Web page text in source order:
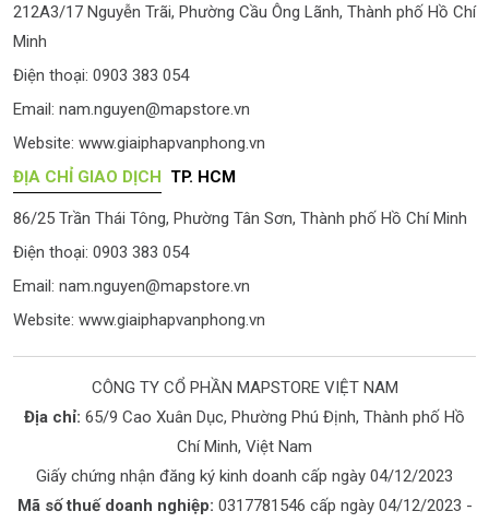
212A3/17 Nguyễn Trãi, Phường Cầu Ông Lãnh, Thành phố Hồ Chí
Minh
Điện thoại: 0903 383 054
Email: nam.nguyen@mapstore.vn
Website: www.giaiphapvanphong.vn
ĐỊA CHỈ GIAO DỊCH TP. HCM
86/25 Trần Thái Tông, Phường Tân Sơn, Thành phố Hồ Chí Minh
Điện thoại: 0903 383 054
Email: nam.nguyen@mapstore.vn
Website: www.giaiphapvanphong.vn
CÔNG TY CỔ PHẦN MAPSTORE VIỆT NAM
Địa chỉ: 65/9 Cao Xuân Dục, Phường Phú Định, Thành phố Hồ
Chí Minh, Việt Nam
Giấy chứng nhận đăng ký kinh doanh cấp ngày 04/12/2023
Mã số thuế doanh nghiệp: 0317781546 cấp ngày 04/12/2023 -